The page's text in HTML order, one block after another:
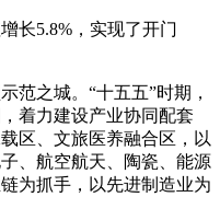
长5.8%，实现了开门
范之城。“十五五”时期，
着力建设产业协同配套
区、文旅医养融合区，以
、航空航天、陶瓷、能源
为抓手，以先进制造业为